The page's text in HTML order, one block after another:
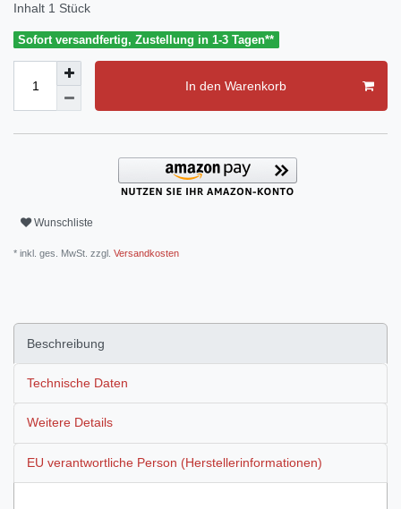
Inhalt 1 Stück
Sofort versandfertig, Zustellung in 1-3 Tagen**
In den Warenkorb
Wunschliste
* inkl. ges. MwSt. zzgl. Versandkosten
Beschreibung
Technische Daten
Weitere Details
EU verantwortliche Person (Herstellerinformationen)